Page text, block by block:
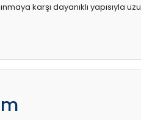
karşı dayanıklı yapısıyla